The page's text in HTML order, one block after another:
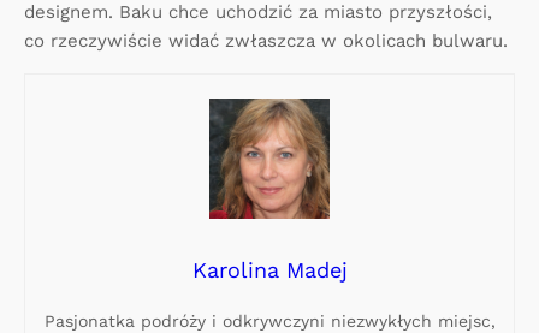
designem. Baku chce uchodzić za miasto przyszłości,
co rzeczywiście widać zwłaszcza w okolicach bulwaru.
Karolina Madej
Pasjonatka podróży i odkrywczyni niezwykłych miejsc,